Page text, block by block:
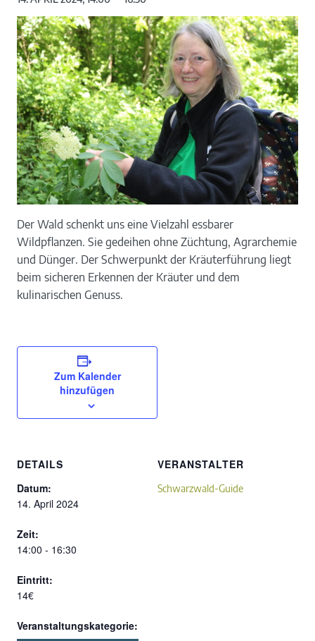
Der Wald schenkt uns eine Vielzahl essbarer
Wildpflanzen. Sie gedeihen ohne Züchtung, Agrarchemie
und Dünger. Der Schwerpunkt der Kräuterführung liegt
beim sicheren Erkennen der Kräuter und dem
kulinarischen Genuss.
Zum Kalender
hinzufügen
DETAILS
Datum:
14. April 2024
Zeit:
14:00 - 16:30
Eintritt:
14€
Veranstaltungskategorie:
VERANSTALTER
Schwarzwald-Guide